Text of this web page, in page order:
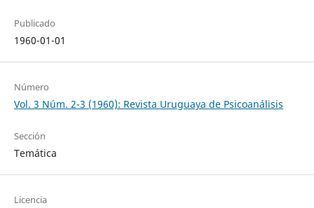
Publicado
1960-01-01
Número
Vol. 3 Núm. 2-3 (1960): Revista Uruguaya de Psicoanálisis
Sección
Temática
Licencia